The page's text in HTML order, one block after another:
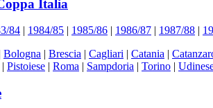
Italia
84 | 1984/85 | 1985/86 | 1986/87 | 1987/88 |
Bologna | Brescia | Cagliari | Catania |
| Pistoiese | Roma | Sampdoria | Torino |